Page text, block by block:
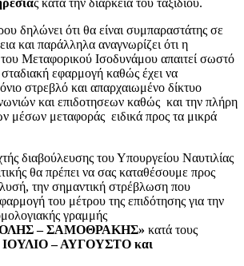
δηλώνει ότι θα είναι συμπαραστάτης σε
και παράλληλα αναγνωρίζει ότι η
Μεταφορικού Ισοδυνάμου απαιτεί σωστό
εφαρμογή καθώς έχει να
στρεβλό και απαρχαιωμένο δίκτυο
και επιδοτησεων καθώς και την πλήρη
μέσων μεταφοράς ειδικά προς τα μικρά
διαβούλευσης του Υπουργείου Ναυτιλίας
θα πρέπει να σας καταθέσουμε προς
την σημαντική στρέβλωση που
του μέτρου της επιδότησης για την
γραμμής
– ΣΑΜΟΘΡΑΚΗΣ» κατά τους
ΙΟΥΛΙΟ – ΑΥΓΟΥΣΤΟ και